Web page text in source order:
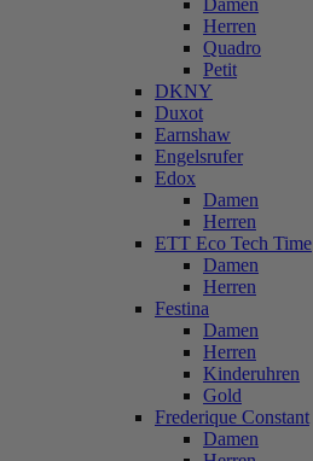
Damen
Herren
Quadro
Petit
DKNY
Duxot
Earnshaw
Engelsrufer
Edox
Damen
Herren
ETT Eco Tech Time
Damen
Herren
Festina
Damen
Herren
Kinderuhren
Gold
Frederique Constant
Damen